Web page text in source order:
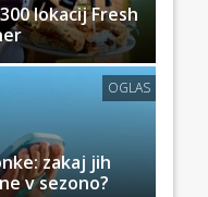
lokacij Fresh
OGLAS
zakaj jih
v sezono?